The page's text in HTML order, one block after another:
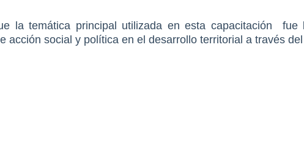
la temática principal utilizada en esta capacitación fue
acción social y política en el desarrollo territorial a través